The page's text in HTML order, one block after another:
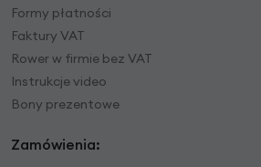
Formy płatności
Faktury VAT
Rower w firmie bez VAT
Instrukcje video
Bony prezentowe
Zamówienia: